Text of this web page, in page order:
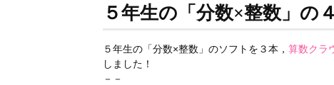
５年生の「分数×整数」の
５年生の「分数×整数」のソフトを３本， 算数クラ
しました！
－－